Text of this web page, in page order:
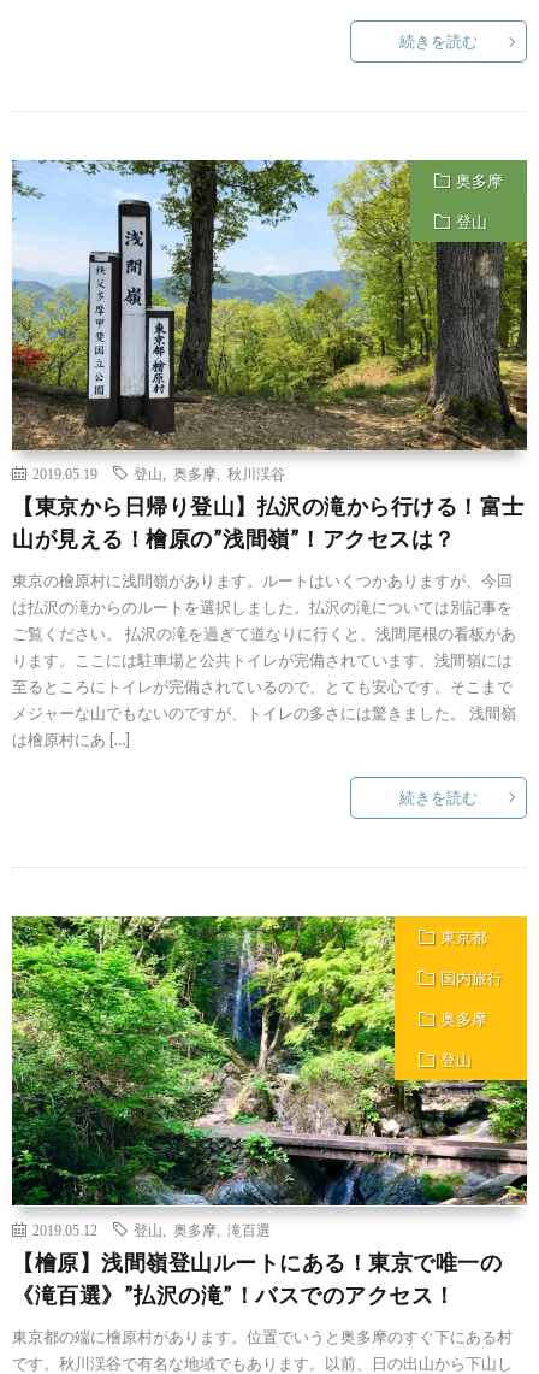
続きを読む
奥多摩
登山
2019.05.19 登山 奥多摩 秋川渓谷
【東京から日帰り登山】払沢の滝から行ける！富士
山が見える！檜原の”浅間嶺”！アクセスは？
東京の檜原村に浅間嶺があります。ルートはいくつかありますが、今回
は払沢の滝からのルートを選択しました。払沢の滝については別記事を
ご覧ください。 払沢の滝を過ぎて道なりに行くと、浅間尾根の看板があ
ります。ここには駐車場と公共トイレが完備されています。浅間嶺には
至るところにトイレが完備されているので、とても安心です。そこまで
メジャーな山でもないのですが、トイレの多さには驚きました。 浅間嶺
は檜原村にあ […]
続きを読む
東京都
国内旅行
奥多摩
登山
2019.05.12 登山 奥多摩 滝百選
【檜原】浅間嶺登山ルートにある！東京で唯一の
《滝百選》”払沢の滝”！バスでのアクセス！
東京都の端に檜原村があります。位置でいうと奥多摩のすぐ下にある村
です。秋川渓谷で有名な地域でもあります。以前、日の出山から下山し